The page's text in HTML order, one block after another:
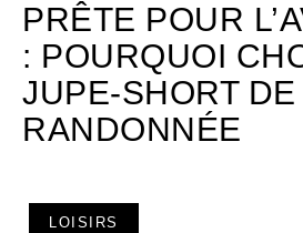
PRÊTE POUR
: POURQUOI
JUPE-SHORT DE
RANDONNÉE
LOISIRS